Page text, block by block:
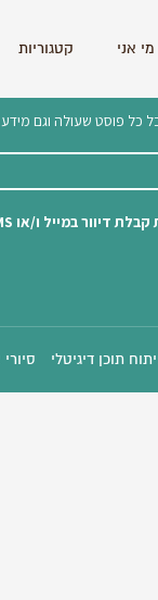
מי אני קטגוריות
תוכן דיגיטלי